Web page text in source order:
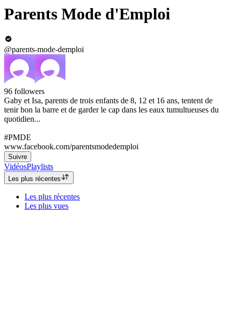
Parents Mode d'Emploi
@parents-mode-demploi
96 followers
Gaby et Isa, parents de trois enfants de 8, 12 et 16 ans, tentent de
tenir bon la barre et de garder le cap dans les eaux tumultueuses du
quotidien...
#PMDE
www.facebook.com/parentsmodedemploi
Suivre
VidéosPlaylists
Les plus récentes
Les plus récentes
Les plus vues